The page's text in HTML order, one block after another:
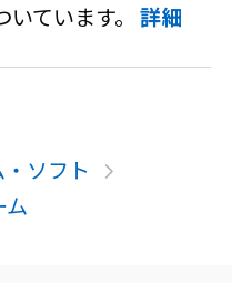
いています。詳細
ソフト
ム